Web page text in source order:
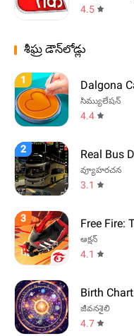
4.5
శీఘ్ర డౌన్‌లోడ్లు
1 Dalgona
సిమ్యులేషన్
4.4
2 Real Bus
వ్యూహరచన
3.1
3 Free Fire:
ఆక్షన్
4.1
Birth
జీవనశైలి
4.7